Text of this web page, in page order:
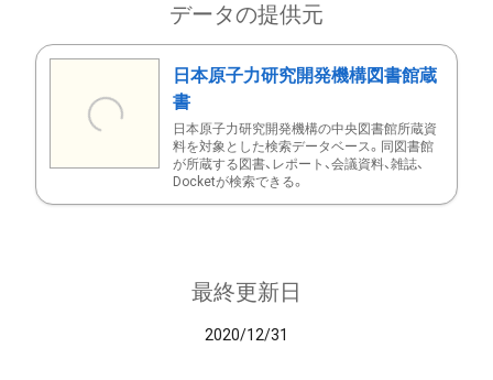
データの提供元
日本原子力研究開発機構図書館蔵
書
日本原子力研究開発機構の中央図書館所蔵資
料を対象とした検索データベース。同図書館
が所蔵する図書、レポート、会議資料、雑誌、
Docketが検索できる。
最終更新日
2020/12/31